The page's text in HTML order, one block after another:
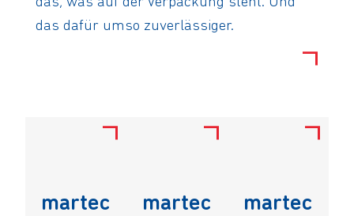
das dafür umso zuverlässiger.
martec
martec
martec